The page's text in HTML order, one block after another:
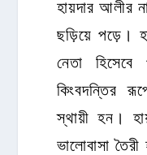
হায়দার আলীর
ছড়িয়ে পড়ে।
নেতা হিসেবে
কিংবদন্তির
স্থায়ী হন।
ভালোবাসা